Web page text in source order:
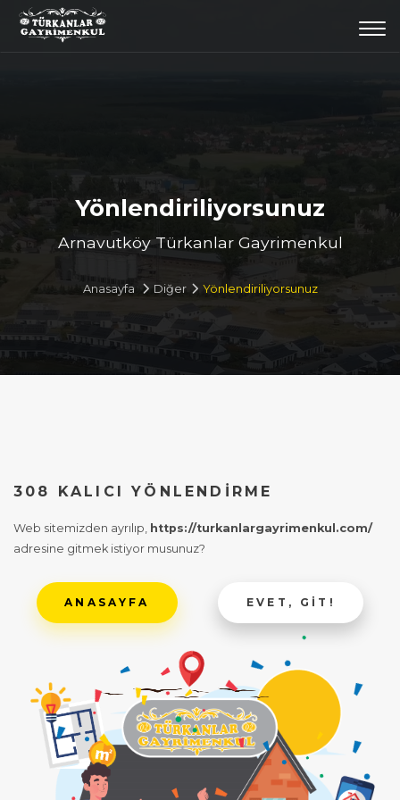
Yönlendiriliyorsunuz
Arnavutköy Türkanlar Gayrimenkul
Anasayfa Diğer Yönlendiriliyorsunuz
308 KALICI YÖNLENDIRME
Web sitemizden ayrılıp, https://turkanlargayrimenkul.com/
adresine gitmek istiyor musunuz?
ANASAYFA EVET, GIT!